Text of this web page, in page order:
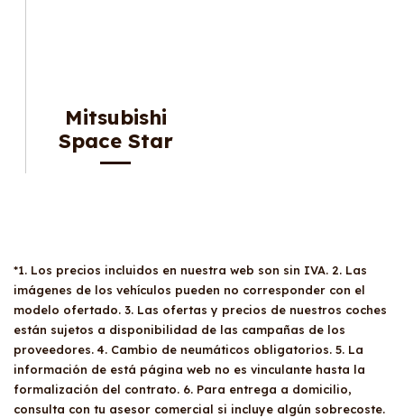
Mitsubishi
Space Star
*1. Los precios incluidos en nuestra web son sin IVA. 2. Las
imágenes de los vehículos pueden no corresponder con el
modelo ofertado. 3. Las ofertas y precios de nuestros coches
están sujetos a disponibilidad de las campañas de los
proveedores. 4. Cambio de neumáticos obligatorios. 5. La
información de está página web no es vinculante hasta la
formalización del contrato. 6. Para entrega a domicilio,
consulta con tu asesor comercial si incluye algún sobrecoste.